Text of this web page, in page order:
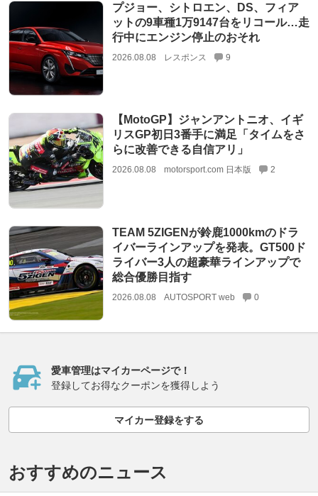
プジョー、シトロエン、DS、フィア
ットの9車種1万9147台をリコール…走
行中にエンジン停止のおそれ
2026.08.08 レスポンス 9
【MotoGP】ジャンアントニオ、イギ
リスGP初日3番手に満足「タイムをさ
らに改善できる自信アリ」
2026.08.08 motorsport.com 日本版 2
TEAM 5ZIGENが鈴鹿1000kmのドラ
イバーラインアップを発表。GT500ド
ライバー3人の超豪華ラインアップで
総合優勝目指す
2026.08.08 AUTOSPORT web 0
愛車管理はマイカーページで！
登録してお得なクーポンを獲得しよう
マイカー登録をする
おすすめのニュース